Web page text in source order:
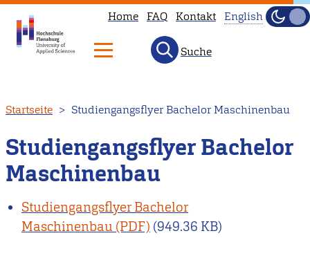
zum
Inhalt
Home FAQ Kontakt
not
available
in
English
Hell
Suche
Startseite Studiengangsflyer Bachelor Maschinenbau
Studiengangsflyer Bachelor
Maschinenbau
Studiengangsflyer Bachelor
Maschinenbau
(949.36 KB)